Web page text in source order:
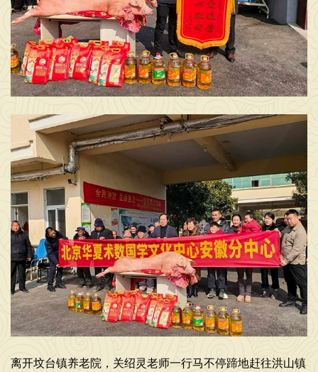
离开坟台镇养老院，关绍灵老师一行马不停蹄地赶往洪山镇